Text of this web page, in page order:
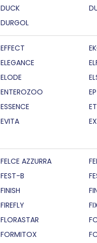
DUCK
DURGOL
EFFECT
ELEGANCE
ELODE
ENTEROZOO
ESSENCE
EVITA
FELCE AZZURRA
FEST-B
FINISH
FIREFLY
FLORASTAR
FORMITOX